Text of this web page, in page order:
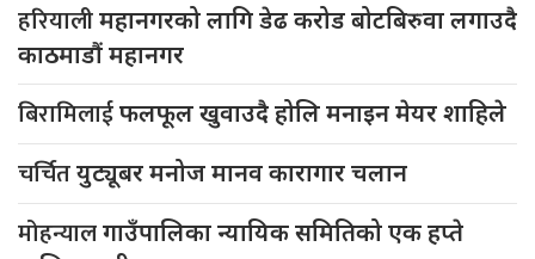
हरियालीमहानगरको लागि डेढ करोड बोटबिरुवा लगाउदै
काठमाडौं महानगर
बिरामिलाईफलफूल खुवाउदै होलि मनाइन मेयर शाहिले
चर्चितयुट्यूबर मनोज मानव कारागार चलान
मोहन्यालगाउँपालिका न्यायिक समितिको एक हप्ते